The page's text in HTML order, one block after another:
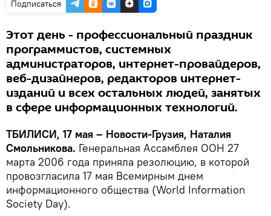
Подписаться
Этот день - профессиональный праздник
программистов, системных
администраторов, интернет-провайдеров,
веб-дизайнеров, редакторов интернет-
изданий и всех остальных людей, занятых
в сфере информационных технологий.
ТБИЛИСИ, 17 мая – Новости-Грузия, Наталия
Смольникова. Генеральная Ассамблея ООН 27
марта 2006 года приняла резолюцию, в которой
провозгласила 17 мая Всемирным днем
информационного общества (World Information
Society Day).